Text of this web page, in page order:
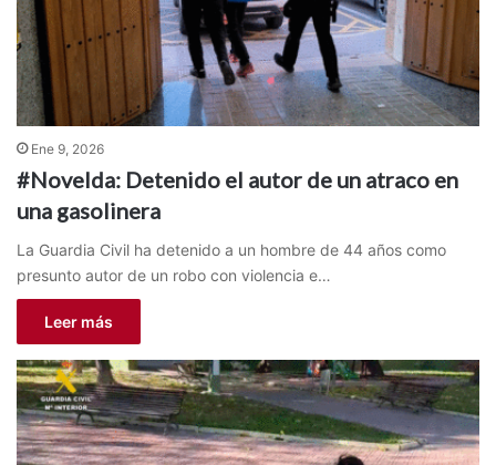
Ene 9, 2026
#Novelda: Detenido el autor de un atraco en
una gasolinera
La Guardia Civil ha detenido a un hombre de 44 años como
presunto autor de un robo con violencia e…
Leer más